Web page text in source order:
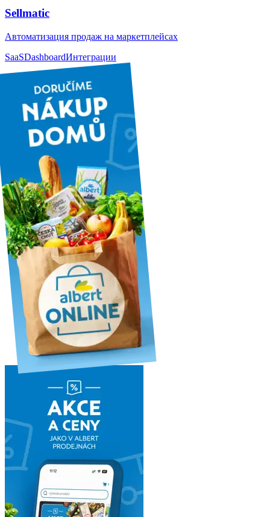
Sellmatic
Автоматизация продаж на маркетплейсах
SaaSDashboardИнтеграции